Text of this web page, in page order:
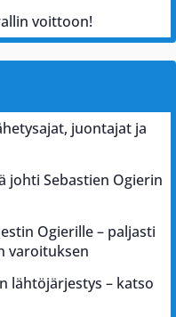
voittoon!
juontajat ja
johti Sebastien Ogierin
Ogierille – paljasti
varoituksen
lähtöjärjestys – katso